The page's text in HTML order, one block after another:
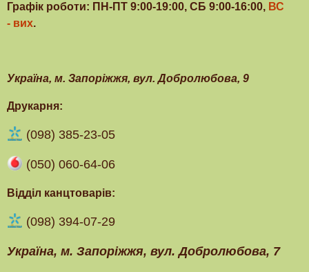
Графік роботи: ПН-ПТ 9:00-19:00, СБ 9:00-16:00, ВС
- вих.
Українa, м. Запоріжжя, вул. Добролюбова, 9
Друкарня:
(098) 385-23-05
(050) 060-64-06
Відділ канцтоварів:
(098) 394-07-29
Українa, м. Запоріжжя, вул. Добролюбова, 7